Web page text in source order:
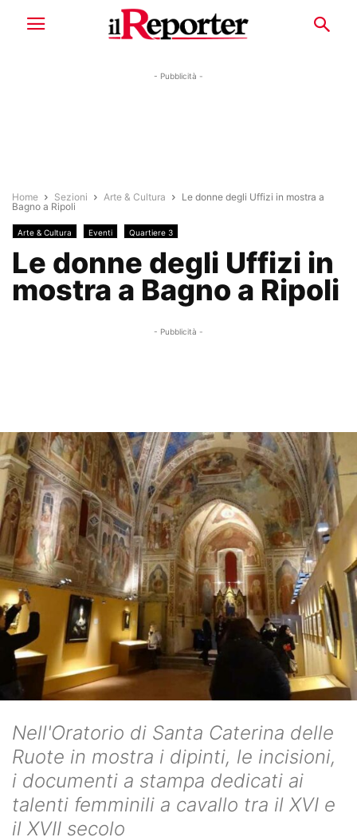
- Pubblicità -
Home Sezioni Arte & Cultura
Le donne degli Uffizi in mostra a
Bagno a Ripoli
Arte & Cultura Eventi Quartiere 3
Le donne degli Uffizi in
mostra a Bagno a Ripoli
- Pubblicità -
Nell'Oratorio di Santa Caterina delle
Ruote in mostra i dipinti, le incisioni,
i documenti a stampa dedicati ai
talenti femminili a cavallo tra il XVI e
il XVII secolo